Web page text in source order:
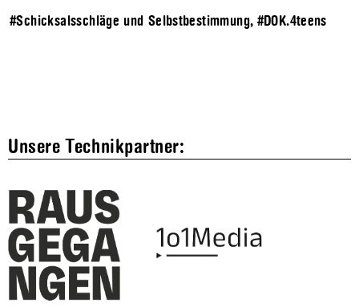
#Schicksalsschläge und Selbstbestimmung, #DOK.4teens
Unsere Technikpartner: